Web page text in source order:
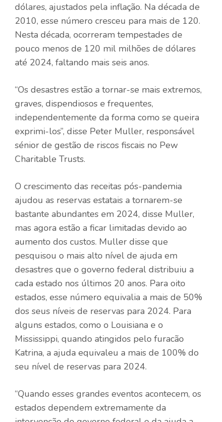
dólares, ajustados pela inflação. Na década de
2010, esse número cresceu para mais de 120.
Nesta década, ocorreram tempestades de
pouco menos de 120 mil milhões de dólares
até 2024, faltando mais seis anos.
“Os desastres estão a tornar-se mais extremos,
graves, dispendiosos e frequentes,
independentemente da forma como se queira
exprimi-los”, disse Peter Muller, responsável
sénior de gestão de riscos fiscais no Pew
Charitable Trusts.
O crescimento das receitas pós-pandemia
ajudou as reservas estatais a tornarem-se
bastante abundantes em 2024, disse Muller,
mas agora estão a ficar limitadas devido ao
aumento dos custos. Muller disse que
pesquisou o mais alto nível de ajuda em
desastres que o governo federal distribuiu a
cada estado nos últimos 20 anos. Para oito
estados, esse número equivalia a mais de 50%
dos seus níveis de reservas para 2024. Para
alguns estados, como o Louisiana e o
Mississippi, quando atingidos pelo furacão
Katrina, a ajuda equivaleu a mais de 100% do
seu nível de reservas para 2024.
“Quando esses grandes eventos acontecem, os
estados dependem extremamente da